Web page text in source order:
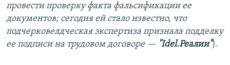
провести проверку факта фальсификации ее
документов; сегодня ей стало известно, что
подчерковелдческая экспертиза признала подделку
ее подписи на трудовом договоре — "Idel.Реалии").